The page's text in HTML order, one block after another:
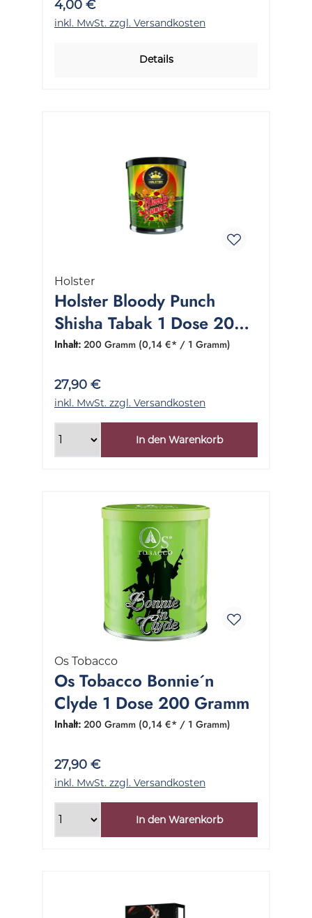
4,00 €
inkl. MwSt. zzgl. Versandkosten
Details
Holster
Holster Bloody Punch
Shisha Tabak 1 Dose 200
Gramm
Inhalt: 200 Gramm (0,14 €* / 1 Gramm)
27,90 €
inkl. MwSt. zzgl. Versandkosten
In den Warenkorb
Os Tobacco
Os Tobacco Bonnie´n
Clyde 1 Dose 200 Gramm
Inhalt: 200 Gramm (0,14 €* / 1 Gramm)
27,90 €
inkl. MwSt. zzgl. Versandkosten
In den Warenkorb